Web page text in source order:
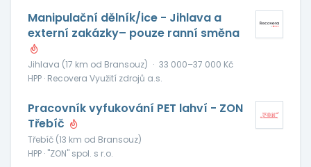
Manipulační dělník/ice - Jihlava a
externí zakázky– pouze ranní směna
Jihlava (17 km od Bransouz) · 33 000–37 000 Kč
HPP · Recovera Využití zdrojů a.s.
Pracovník vyfukování PET lahví - ZON
Třebíč
Třebíč (13 km od Bransouz)
HPP · "ZON" spol. s r.o.